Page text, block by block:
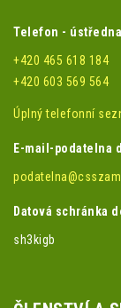
Telefon -
+420 465 618 184
+420 603 569 564
Úplný telefonní
E-mail-podatelna
Datová schránka
sh3kigb